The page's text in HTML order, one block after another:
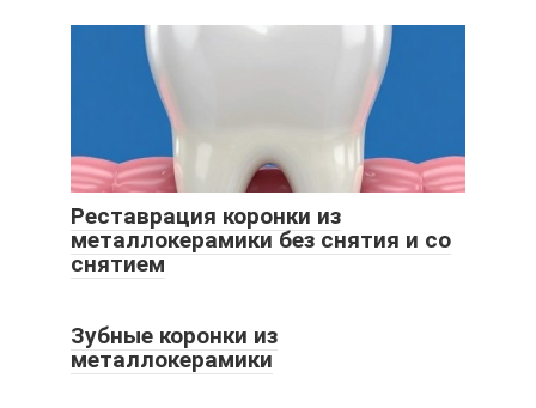
Реставрация коронки из
металлокерамики без снятия и со
снятием
Зубные коронки из
металлокерамики